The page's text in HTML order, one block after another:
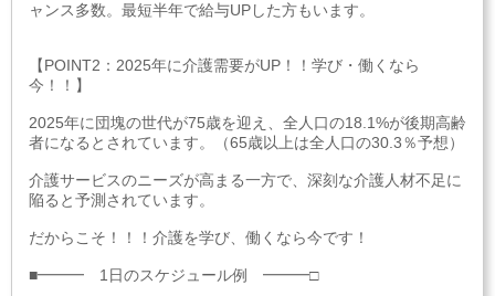
ャンス多数。最短半年で給与UPした方もいます。
【POINT2：2025年に介護需要がUP！！学び・働くなら
今！！】
2025年に団塊の世代が75歳を迎え、全人口の18.1%が後期高齢
者になるとされています。（65歳以上は全人口の30.3％予想）
介護サービスのニーズが高まる一方で、深刻な介護人材不足に
陥ると予測されています。
だからこそ！！！介護を学び、働くなら今です！
■━━━ 1日のスケジュール例 ━━━□